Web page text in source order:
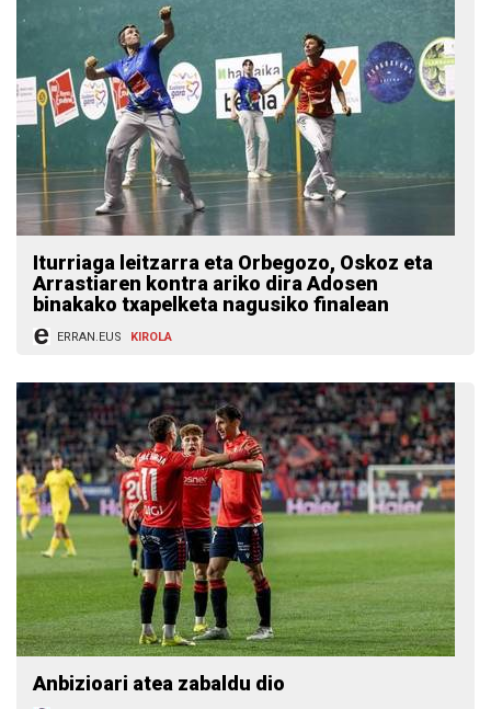
Iturriaga leitzarra eta Orbegozo, Oskoz eta
Arrastiaren kontra ariko dira Adosen
binakako txapelketa nagusiko finalean
ERRAN.EUS KIROLA
Anbizioari atea zabaldu dio